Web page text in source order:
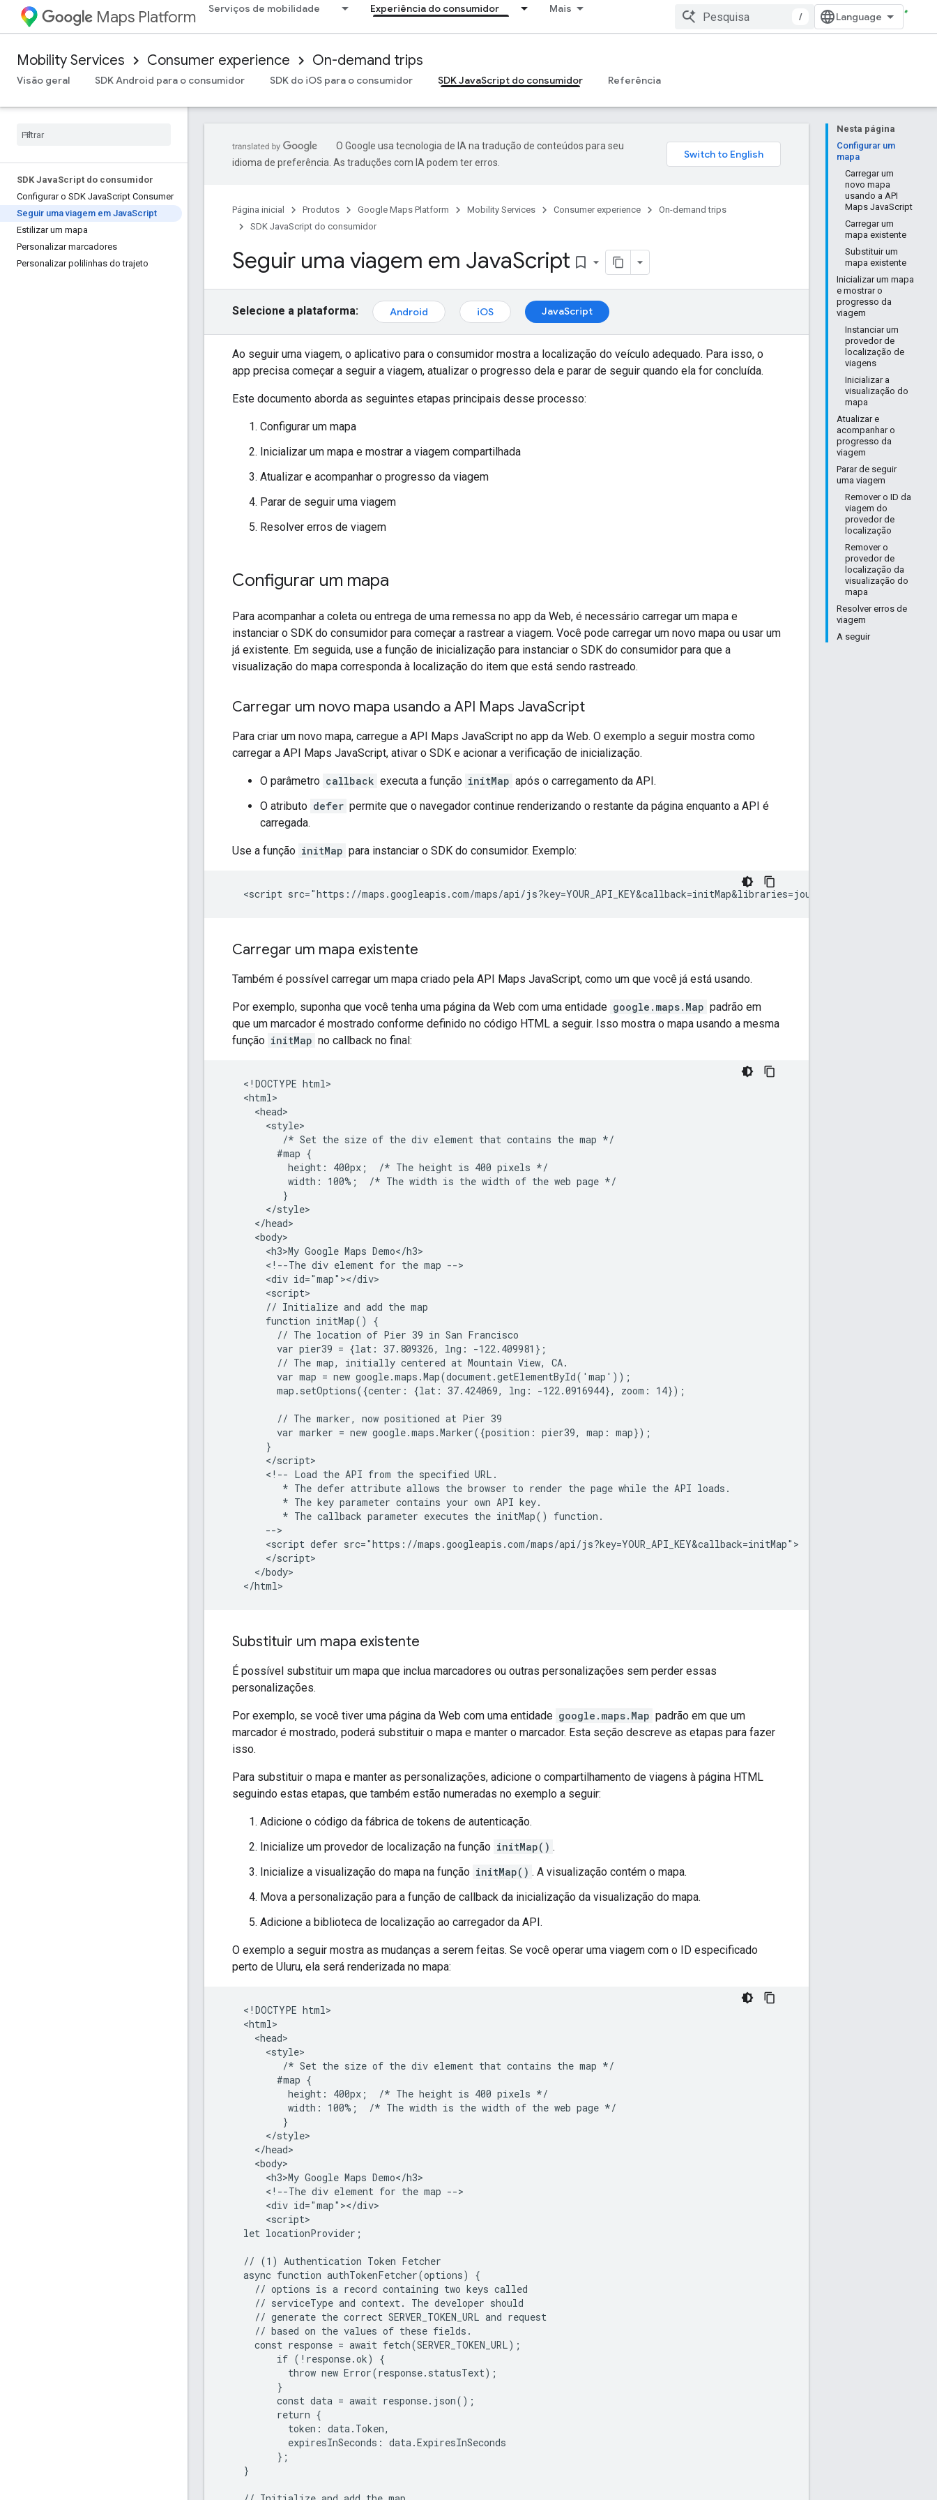
Maps Platform Serviços de mobilidade Experiência do consumidor Mais
/
Mobility Services Consumer experience On-demand trips
Visão geral SDK Android para o consumidor SDK do iOS para o consumidor SDK JavaScript do consumidor Referência
SDK JavaScript do consumidor
Configurar o SDK JavaScript Consumer
Seguir uma viagem em JavaScript
Estilizar um mapa
Personalizar marcadores
Personalizar polilinhas do trajeto
Nesta página
Configurar um
mapa
Carregar um
novo mapa
usando a API
Maps JavaScript
Carregar um
mapa existente
Substituir um
mapa existente
Inicializar um mapa
e mostrar o
progresso da
viagem
Instanciar um
provedor de
localização de
viagens
Inicializar a
visualização do
mapa
Atualizar e
acompanhar o
progresso da
viagem
Parar de seguir
uma viagem
Remover o ID da
viagem do
provedor de
localização
Remover o
provedor de
localização da
visualização do
mapa
Resolver erros de
viagem
A seguir
O Google usa tecnologia de IA na tradução de conteúdos para seu
idioma de preferência. As traduções com IA podem ter erros.
Página inicial Produtos Google Maps Platform Mobility Services Consumer experience
On-demand trips
SDK JavaScript do consumidor
Seguir uma viagem em JavaScript bookmark_border
Selecione a plataforma: Android iOS JavaScript
Ao seguir uma viagem, o aplicativo para o consumidor mostra a localização do veículo adequado. Para isso, o
app precisa começar a seguir a viagem, atualizar o progresso dela e parar de seguir quando ela for concluída.
Este documento aborda as seguintes etapas principais desse processo:
Configurar um mapa
Inicializar um mapa e mostrar a viagem compartilhada
Atualizar e acompanhar o progresso da viagem
Parar de seguir uma viagem
Resolver erros de viagem
Configurar um mapa
Para acompanhar a coleta ou entrega de uma remessa no app da Web, é necessário carregar um mapa e
instanciar o SDK do consumidor para começar a rastrear a viagem. Você pode carregar um novo mapa ou usar um
já existente. Em seguida, use a função de inicialização para instanciar o SDK do consumidor para que a
visualização do mapa corresponda à localização do item que está sendo rastreado.
Carregar um novo mapa usando a API Maps JavaScript
Para criar um novo mapa, carregue a API Maps JavaScript no app da Web. O exemplo a seguir mostra como
carregar a API Maps JavaScript, ativar o SDK e acionar a verificação de inicialização.
O parâmetro callback executa a função initMap após o carregamento da API.
O atributo defer permite que o navegador continue renderizando o restante da página enquanto a API é
carregada.
Use a função initMap para instanciar o SDK do consumidor. Exemplo:
Carregar um mapa existente
Também é possível carregar um mapa criado pela API Maps JavaScript, como um que você já está usando.
Por exemplo, suponha que você tenha uma página da Web com uma entidade google.maps.Map padrão em
que um marcador é mostrado conforme definido no código HTML a seguir. Isso mostra o mapa usando a mesma
função initMap no callback no final:
    <!DOCTYPE html>
    <html>
      <head>
        <style>
           /* Set the size of the div element that contains the map */
          #map {
            height: 400px;  /* The height is 400 pixels */
            width: 100%;  /* The width is the width of the web page */
           }
        </style>
      </head>
      <body>
        <h3>My Google Maps Demo</h3>
        <!--The div element for the map -->
        <div id="map"></div>
        <script>
        // Initialize and add the map
        function initMap() {
          // The location of Pier 39 in San Francisco
          var pier39 = {lat: 37.809326, lng: -122.409981};
          // The map, initially centered at Mountain View, CA.
          var map = new google.maps.Map(document.getElementById('map'));
          map.setOptions({center: {lat: 37.424069, lng: -122.0916944}, zoom: 14});
          // The marker, now positioned at Pier 39
          var marker = new google.maps.Marker({position: pier39, map: map});
        }
        </script>
        <!-- Load the API from the specified URL.
           * The defer attribute allows the browser to render the page while the API loads.
           * The key parameter contains your own API key.
           * The callback parameter executes the initMap() function.
        -->
        <script defer src="https://maps.googleapis.com/maps/api/js?key=YOUR_API_KEY&callback=initMap">
        </script>
      </body>
Substituir um mapa existente
É possível substituir um mapa que inclua marcadores ou outras personalizações sem perder essas
personalizações.
Por exemplo, se você tiver uma página da Web com uma entidade google.maps.Map padrão em que um
marcador é mostrado, poderá substituir o mapa e manter o marcador. Esta seção descreve as etapas para fazer
isso.
Para substituir o mapa e manter as personalizações, adicione o compartilhamento de viagens à página HTML
seguindo estas etapas, que também estão numeradas no exemplo a seguir:
Adicione o código da fábrica de tokens de autenticação.
Inicialize um provedor de localização na função initMap() .
Inicialize a visualização do mapa na função initMap() . A visualização contém o mapa.
Mova a personalização para a função de callback da inicialização da visualização do mapa.
Adicione a biblioteca de localização ao carregador da API.
O exemplo a seguir mostra as mudanças a serem feitas. Se você operar uma viagem com o ID especificado
perto de Uluru, ela será renderizada no mapa:
    <!DOCTYPE html>
    <html>
      <head>
        <style>
           /* Set the size of the div element that contains the map */
          #map {
            height: 400px;  /* The height is 400 pixels */
            width: 100%;  /* The width is the width of the web page */
           }
        </style>
      </head>
      <body>
        <h3>My Google Maps Demo</h3>
        <!--The div element for the map -->
        <div id="map"></div>
        <script>
    let locationProvider;
    // (1) Authentication Token Fetcher
    async function authTokenFetcher(options) {
      // options is a record containing two keys called
      // serviceType and context. The developer should
      // generate the correct SERVER_TOKEN_URL and request
      // based on the values of these fields.
      const response = await fetch(SERVER_TOKEN_URL);
          if (!response.ok) {
            throw new Error(response.statusText);
          }
          const data = await response.json();
          return {
            token: data.Token,
            expiresInSeconds: data.ExpiresInSeconds
          };
    }